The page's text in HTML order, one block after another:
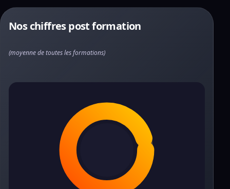
Nos chiffres post formation
(moyenne de toutes les formations)